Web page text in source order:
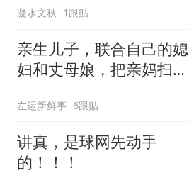
凝水文秋 1跟贴
亲生儿子，联合自己的媳
妇和丈母娘，把亲妈扫地
左运新鲜事 6跟贴
讲真，是球网先动手
的！！！